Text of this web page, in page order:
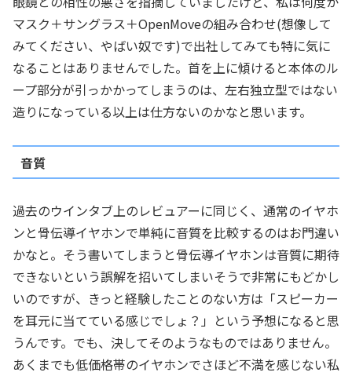
マスク＋サングラス＋OpenMoveの組み合わせ(想像して
みてください、やばい奴です)で出社してみても特に気に
なることはありませんでした。首を上に傾けると本体のル
ープ部分が引っかかってしまうのは、左右独立型ではない
造りになっている以上は仕方ないのかなと思います。
音質
過去のウインタブ上のレビュアーに同じく、通常のイヤホ
ンと骨伝導イヤホンで単純に音質を比較するのはお門違い
かなと。そう書いてしまうと骨伝導イヤホンは音質に期待
できないという誤解を招いてしまいそうで非常にもどかし
いのですが、きっと経験したことのない方は「スピーカー
を耳元に当てている感じでしょ？」という予想になると思
うんです。でも、決してそのようなものではありません。
あくまでも低価格帯のイヤホンでさほど不満を感じない私